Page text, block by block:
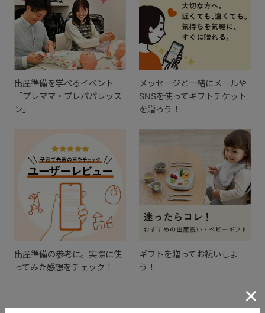
出産準備を学べるイベント
「プレママ・プレパパレッス
ン」
メッセージと一緒にメールや
SNSを使ってギフトチケット
を贈ろう！
出産準備の参考に。実際に使
ってみた感想をチェック！
ギフトを贈ってお祝いしよ
う！